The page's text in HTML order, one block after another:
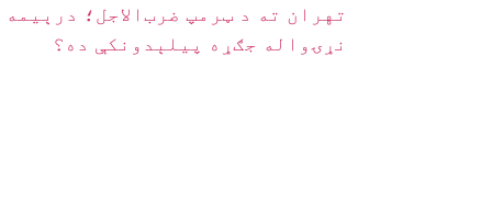
تهران ته د ټرمپ ضرب‌الاجل؛ درېیمه
نړۍواله جګړه پیلېدونکې ده؟